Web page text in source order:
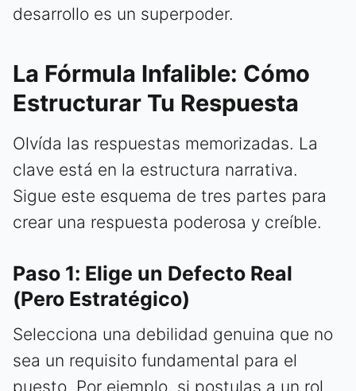
desarrollo es un superpoder.
La Fórmula Infalible: Cómo
Estructurar Tu Respuesta
Olvída las respuestas memorizadas. La
clave está en la estructura narrativa.
Sigue este esquema de tres partes para
crear una respuesta poderosa y creíble.
Paso 1: Elige un Defecto Real
(Pero Estratégico)
Selecciona una debilidad genuina que no
sea un requisito fundamental para el
puesto. Por ejemplo, si postulas a un rol